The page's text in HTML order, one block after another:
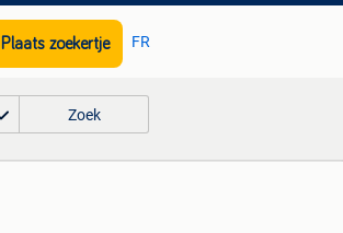
Plaats zoekertje FR
Zoek